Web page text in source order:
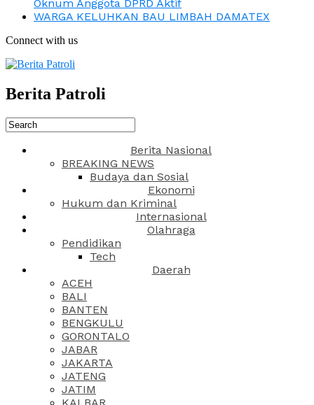
Oknum Anggota DPRD Aktif
WARGA KELUHKAN BAU LIMBAH DAMATEX
Connect with us
Berita Patroli
Berita Nasional
BREAKING NEWS
Budaya dan Sosial
Ekonomi
Hukum dan Kriminal
Internasional
Olahraga
Pendidikan
Tech
Daerah
ACEH
BALI
BANTEN
BENGKULU
GORONTALO
JABAR
JAKARTA
JATENG
JATIM